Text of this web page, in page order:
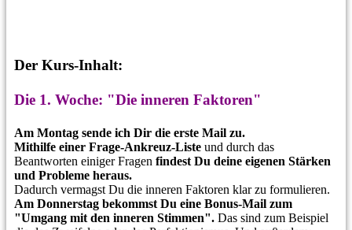
Der Kurs-Inhalt:
Die 1. Woche: "Die inneren Faktoren"
Am Montag sende ich Dir die erste Mail zu.
Mithilfe einer Frage-Ankreuz-Liste und durch das
Beantworten einiger Fragen findest Du deine eigenen Stärken
und Probleme heraus.
Dadurch vermagst Du die inneren Faktoren klar zu formulieren.
Am Donnerstag bekommst Du eine Bonus-Mail zum
"Umgang mit den inneren Stimmen". Das sind zum Beispiel